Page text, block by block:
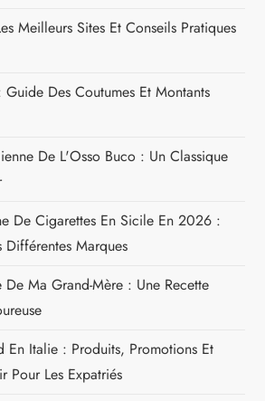
Meilleurs Sites Et Conseils Pratiques
Des Coutumes Et Montants
De L'Osso Buco : Un Classique
De Cigarettes En Sicile En 2026 :
Différentes Marques
Ma Grand-Mère : Une Recette
En Italie : Produits, Promotions Et
Pour Les Expatriés